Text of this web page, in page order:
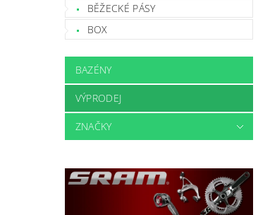
BĚŽECKÉ PÁSY
BOX
BAZÉNY
VÝPRODEJ
ZNAČKY